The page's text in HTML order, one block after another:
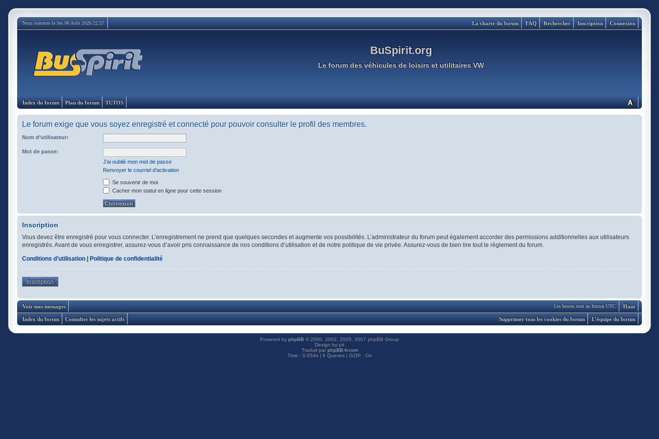
Nous sommes le Jeu 06 Août 2026 22:57 Connexion
Inscription
Rechercher
FAQ
La charte du forum
BuSpirit.org
Le forum des véhicules de loisirs et utilitaires VW
Index du forum Plan du forum TUTOS
Le forum exige que vous soyez enregistré et connecté pour pouvoir consulter le profil des membres.
Nom d’utilisateur:
Mot de passe:
J’ai oublié mon mot de passe
Renvoyer le courriel d’activation
Se souvenir de moi
Cacher mon statut en ligne pour cette session
Inscription
Vous devez être enregistré pour vous connecter. L’enregistrement ne prend que quelques secondes et augmente vos possibilités. L’administrateur du forum peut également accorder des permissions additionnelles aux utilisateurs
enregistrés. Avant de vous enregistrer, assurez-vous d’avoir pris connaissance de nos conditions d’utilisation et de notre politique de vie privée. Assurez-vous de bien lire tout le règlement du forum.
Conditions d’utilisation
Politique de confidentialité
Inscription
Haut
Les heures sont au format UTC
Voir mes messages
Index du forum Consulter les sujets actifs L’équipe du forum
Supprimer tous les cookies du forum
Powered by phpBB © 2000, 2002, 2005, 2007 phpBB Group
Design by pit
Traduit par phpBB-fr.com
Time : 0.054s | 6 Queries | GZIP : On